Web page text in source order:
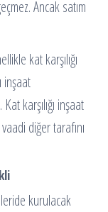
Ancak satım
kat karşılığı
inşaat
karşılığı inşaat
diğer tarafını
kurulacak